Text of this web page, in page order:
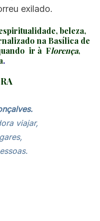
exilado.
beleza,
na Basílica de
ir à Florença,
.
viajar,